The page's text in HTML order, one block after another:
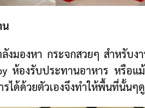
น
ลังมองหา กระจกสวยๆ สำหรับง
ห้องรับประทานอาหาร หรือแม้
รได้ด้วยตัวเองจึงทำให้พื้นที่นั้นๆ